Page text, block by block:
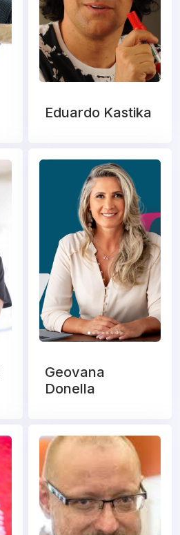
Eduardo Kastika
Geovana
Donella